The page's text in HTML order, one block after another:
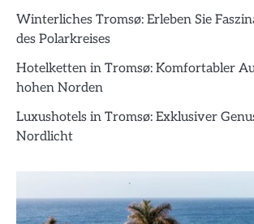
Winterliches Tromsø: Erleben Sie
des Polarkreises
Hotelketten in Tromsø: Komfortabler
hohen Norden
Luxushotels in Tromsø: Exklusiver
Nordlicht